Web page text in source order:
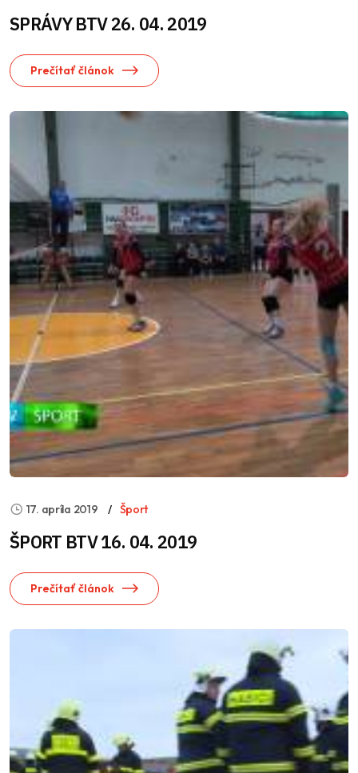
SPRÁVY BTV 26. 04. 2019
Prečítať článok
17. apríla 2019 Šport
ŠPORT BTV 16. 04. 2019
Prečítať článok